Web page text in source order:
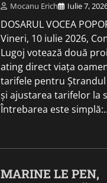
Mocanu Erich Iulie 7,
DOSARUL VOCEA
Vineri, 10 iulie 2026,
Lugoj votează două
ating direct viața
tarifele pentru
și ajustarea tarifelor la
Întrebarea este
MARINE LE PEN,